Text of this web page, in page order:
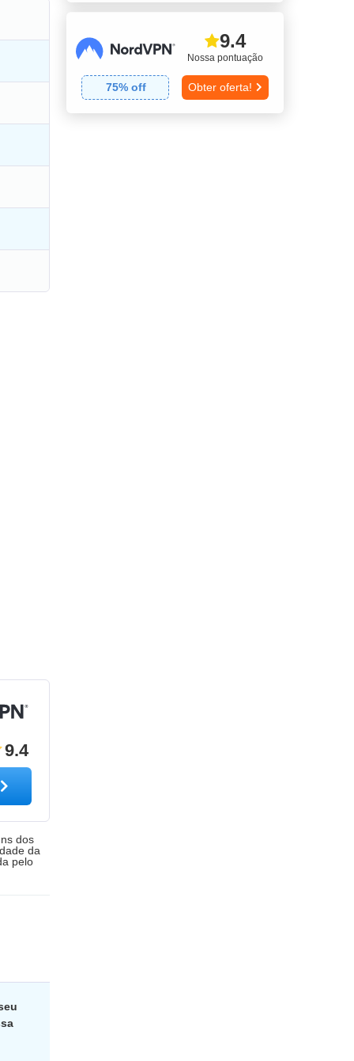
9.4
dos
da
pelo
Nossa pontuação
9.4
75% off Obter oferta!